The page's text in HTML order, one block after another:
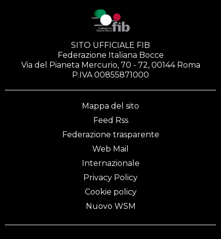
SITO UFFICIALE FIB
Federazione Italiana Bocce
Via del Pianeta Mercurio, 70 - 72, 00144 Roma
P.IVA 00855871000
Mappa del sito
Feed Rss
Federazione trasparente
Web Mail
Internazionale
Privacy Policy
Cookie policy
Nuovo WSM